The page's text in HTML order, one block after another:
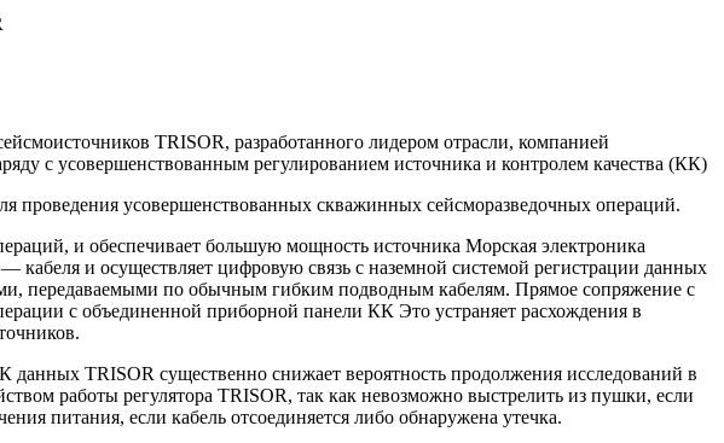
TRISOR, разработанного лидером отрасли, компанией
с усовершенствованным регулированием источника и контролем качества (КК)
проведения усовершенствованных скважинных сейсморазведочных операций.
и обеспечивает большую мощность источника Морская электроника
кабеля и осуществляет цифровую связь с наземной системой регистрации данных
передаваемыми по обычным гибким подводным кабелям. Прямое сопряжение с
с объединенной приборной панели КК Это устраняет расхождения в
TRISOR существенно снижает вероятность продолжения исследований в
работы регулятора TRISOR, так как невозможно выстрелить из пушки, если
питания, если кабель отсоединяется либо обнаружена утечка.